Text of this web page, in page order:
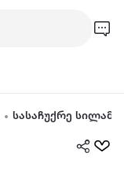
სასაჩუქრე